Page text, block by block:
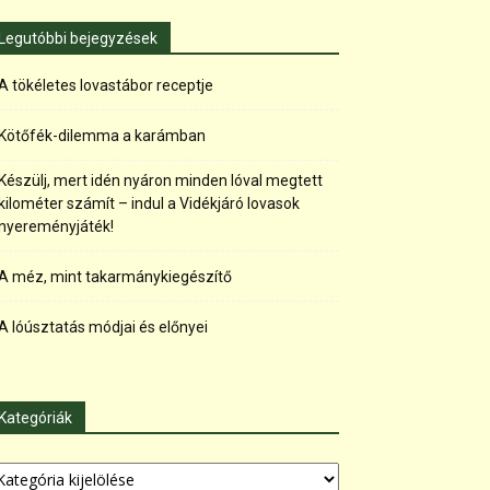
bejegyzések
tökéletes lovastábor receptje
dilemma a karámban
mert idén nyáron minden lóval megtett
számít – indul a Vidékjáró lovasok
méz, mint takarmánykiegészítő
lóúsztatás módjai és előnyei